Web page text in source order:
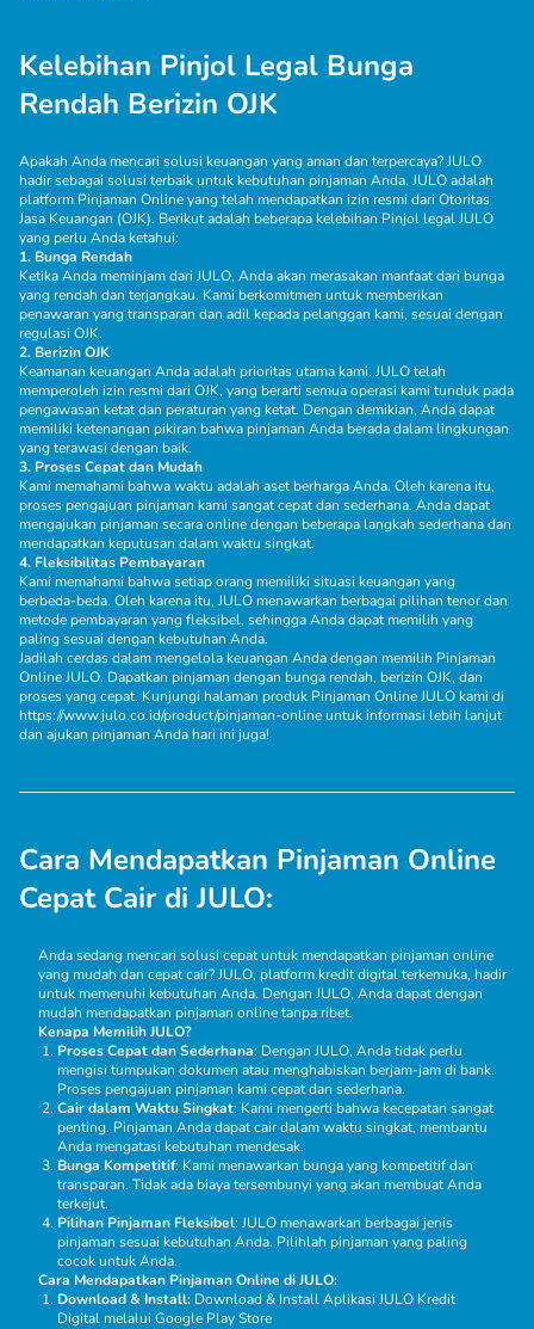
Kelebihan Pinjol Legal Bunga
Rendah Berizin OJK
Apakah Anda mencari solusi keuangan yang aman dan terpercaya? JULO
hadir sebagai solusi terbaik untuk kebutuhan pinjaman Anda. JULOadalah
platform Pinjaman Onlineyang telah mendapatkan izin resmi dari Otoritas
Jasa Keuangan (OJK). Berikut adalah beberapa kelebihan Pinjol legal JULO
yang perlu Anda ketahui:
1. Bunga Rendah
Ketika Anda meminjam dari JULO, Anda akan merasakan manfaat dari bunga
yang rendah dan terjangkau. Kami berkomitmen untuk memberikan
penawaran yang transparan dan adil kepada pelanggan kami, sesuai dengan
regulasi OJK.
2. Berizin OJK
Keamanan keuangan Anda adalah prioritas utama kami. JULO telah
memperoleh izin resmi dari OJK, yang berarti semua operasi kami tunduk pada
pengawasan ketat dan peraturan yang ketat. Dengan demikian, Anda dapat
memiliki ketenangan pikiran bahwa pinjaman Anda berada dalam lingkungan
yang terawasi dengan baik.
3. Proses Cepat dan Mudah
Kami memahami bahwa waktu adalah aset berharga Anda. Oleh karena itu,
proses pengajuan pinjaman kami sangat cepat dan sederhana. Anda dapat
mengajukan pinjaman secara online dengan beberapa langkah sederhana dan
mendapatkan keputusan dalam waktu singkat.
4. Fleksibilitas Pembayaran
Kami memahami bahwa setiap orang memiliki situasi keuangan yang
berbeda-beda. Oleh karena itu, JULO menawarkan berbagai pilihan tenor dan
metode pembayaran yang fleksibel, sehingga Anda dapat memilih yang
paling sesuai dengan kebutuhan Anda.
Jadilah cerdas dalam mengelola keuangan Anda dengan memilih Pinjaman
Online JULO. Dapatkan pinjaman dengan bunga rendah, berizin OJK, dan
proses yang cepat. Kunjungi halaman produk Pinjaman Online JULO kami di
https://www.julo.co.id/product/pinjaman-onlineuntuk informasi lebih lanjut
dan ajukan pinjaman Anda hari ini juga!
Cara Mendapatkan Pinjaman Online
Cepat Cair di JULO:
Anda sedang mencari solusi cepat untuk mendapatkan pinjaman online
yang mudah dan cepat cair? JULO, platform kredit digital terkemuka, hadir
untuk memenuhi kebutuhan Anda. Dengan JULO, Anda dapat dengan
mudah mendapatkan pinjaman online tanpa ribet.
Kenapa Memilih JULO?
Proses Cepat dan Sederhana: Dengan JULO, Anda tidak perlu
mengisi tumpukan dokumen atau menghabiskan berjam-jam di bank.
Proses pengajuan pinjaman kami cepat dan sederhana.
Cair dalam Waktu Singkat: Kami mengerti bahwa kecepatan sangat
penting. Pinjaman Anda dapat cair dalam waktu singkat, membantu
Anda mengatasi kebutuhan mendesak.
Bunga Kompetitif: Kami menawarkan bunga yang kompetitif dan
transparan. Tidak ada biaya tersembunyi yang akan membuat Anda
terkejut.
Pilihan Pinjaman Fleksibel: JULO menawarkan berbagai jenis
pinjaman sesuai kebutuhan Anda. Pilihlah pinjaman yang paling
cocok untuk Anda.
Cara Mendapatkan Pinjaman Online di JULO:
Download & Install: Download & Install Aplikasi JULO Kredit
Digital melalui Google Play Store